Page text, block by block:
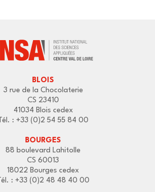
BLOIS
3 rue de la Chocolaterie
CS 23410
41034 Blois cedex
Tél. : +33 (0)2 54 55 84 00
BOURGES
88 boulevard Lahitolle
CS 60013
18022 Bourges cedex
Tél. : +33 (0)2 48 48 40 00